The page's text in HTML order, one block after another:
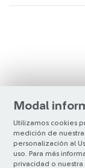
Modal
Utilizamos cookies
medición de
personalización al
uso. Para más
privacidad o nuestra
©